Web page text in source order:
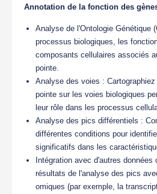
Annotation de la fonction des
Analyse de l'Ontologie Génétique
processus biologiques, les
composants cellulaires associés
pointe.
Analyse des voies :
pointe sur les voies biologiques
leur rôle dans les processus
Analyse des pics différentiels :
différentes conditions pour
significatifs dans les
Intégration avec d'autres
résultats de l'analyse des pics
omiques (par exemple, la